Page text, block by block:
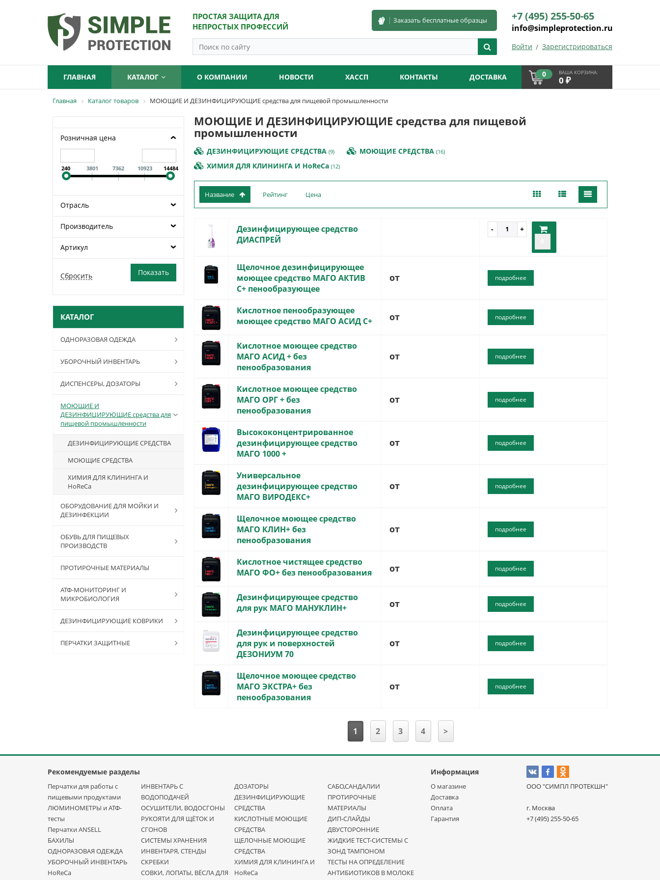
ПРОСТАЯ ЗАЩИТА ДЛЯ
НЕПРОСТЫХ ПРОФЕССИЙ
Заказать бесплатные образцы +7 (495) 255-50-65
info@simpleprotection.ru
Войти Зарегистрироваться
ГЛАВНАЯ КАТАЛОГ О КОМПАНИИ НОВОСТИ ХАССП КОНТАКТЫ ДОСТАВКА 0 ВАША КОРЗИНА:
0 ₽
Главная Каталог товаров МОЮЩИЕ И ДЕЗИНФИЦИРУЮЩИЕ средства для пищевой промышленности
Розничная цена
240 3801 7362 10923 14484
Отрасль
Производитель
Артикул
КАТАЛОГ
ОДНОРАЗОВАЯ ОДЕЖДА
УБОРОЧНЫЙ ИНВЕНТАРЬ
ДИСПЕНСЕРЫ, ДОЗАТОРЫ
МОЮЩИЕ И
ДЕЗИНФИЦИРУЮЩИЕ средства для
пищевой промышленности
ДЕЗИНФИЦИРУЮЩИЕ СРЕДСТВА
МОЮЩИЕ СРЕДСТВА
ХИМИЯ ДЛЯ КЛИНИНГА И
HoReCa
ОБОРУДОВАНИЕ ДЛЯ МОЙКИ И
ДЕЗИНФЕКЦИИ
ОБУВЬ ДЛЯ ПИЩЕВЫХ
ПРОИЗВОДСТВ
ПРОТИРОЧНЫЕ МАТЕРИАЛЫ
АТФ-МОНИТОРИНГ И
МИКРОБИОЛОГИЯ
ДЕЗИНФИЦИРУЮЩИЕ КОВРИКИ
ПЕРЧАТКИ ЗАЩИТНЫЕ
МОЮЩИЕ И ДЕЗИНФИЦИРУЮЩИЕ средства для пищевой
промышленности
ДЕЗИНФИЦИРУЮЩИЕ СРЕДСТВА (9) МОЮЩИЕ СРЕДСТВА (16)
ХИМИЯ ДЛЯ КЛИНИНГА И HoReCa (12)
Название Рейтинг Цена
Дезинфицирующее средство
ДИАСПРЕЙ
Щелочное дезинфицирующее
моющее средство МАГО АКТИВ
С+ пенообразующее
от подробнее
Кислотное пенообразующее
моющее средство МАГО АСИД С+
от подробнее
Кислотное моющее средство
МАГО АСИД + без
пенообразования
от подробнее
Кислотное моющее средство
МАГО ОРГ + без
пенообразования
от подробнее
Высококонцентрированное
дезинфицирующее средство
МАГО 1000 +
от подробнее
Универсальное
дезинфицирующее средство
МАГО ВИРОДЕКС+
от подробнее
Щелочное моющее средство
МАГО КЛИН+ без
пенообразования
от подробнее
Кислотное чистящее средство
МАГО ФО+ без пенообразования
от подробнее
Дезинфицирующее средство
для рук МАГО МАНУКЛИН+
от подробнее
Дезинфицирующее средство
для рук и поверхностей
ДЕЗОНИУМ 70
от подробнее
Щелочное моющее средство
МАГО ЭКСТРА+ без
пенообразования
от подробнее
1 2 3 4 >
Рекомендуемые разделы Информация
Перчатки для работы с
пищевыми продуктами
ЛЮМИНОМЕТРЫ и АТФ-
тесты
Перчатки ANSELL
БАХИЛЫ
ОДНОРАЗОВАЯ ОДЕЖДА
УБОРОЧНЫЙ ИНВЕНТАРЬ
HoReCa
ИНВЕНТАРЬ С
ВОДОПОДАЧЕЙ
ОСУШИТЕЛИ, ВОДОСГОНЫ
РУКОЯТИ ДЛЯ ЩЁТОК И
СГОНОВ
СИСТЕМЫ ХРАНЕНИЯ
ИНВЕНТАРЯ, СТЕНДЫ
СКРЕБКИ
СОВКИ, ЛОПАТЫ, ВЁСЛА ДЛЯ
ДОЗАТОРЫ
ДЕЗИНФИЦИРУЮЩИЕ
СРЕДСТВА
КИСЛОТНЫЕ МОЮЩИЕ
СРЕДСТВА
ЩЕЛОЧНЫЕ МОЮЩИЕ
СРЕДСТВА
ХИМИЯ ДЛЯ КЛИНИНГА И
HoReCa
САБО,САНДАЛИИ
ПРОТИРОЧНЫЕ
МАТЕРИАЛЫ
ДИП-СЛАЙДЫ
ДВУСТОРОННИЕ
ЖИДКИЕ ТЕСТ-СИСТЕМЫ С
ЗОНД ТАМПОНОМ
ТЕСТЫ НА ОПРЕДЕЛЕНИЕ
АНТИБИОТИКОВ В МОЛОКЕ
О магазине
Доставка
Оплата
Гарантия
ООО "СИМПЛ ПРОТЕКШН"
г. Москва
+7 (495) 255-50-65